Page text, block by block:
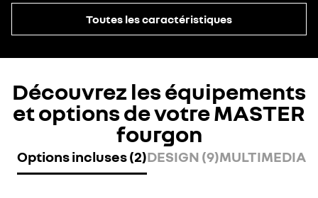
Toutes les caractéristiques
Découvrez les équipements
et options de votre MASTER
fourgon
Options incluses (2)DESIGN (9)MULTIMEDIA